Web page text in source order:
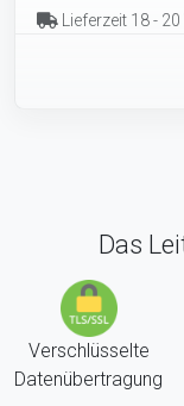
Lieferzeit 18 - 20
Das
Verschlüsselte
Datenübertragung